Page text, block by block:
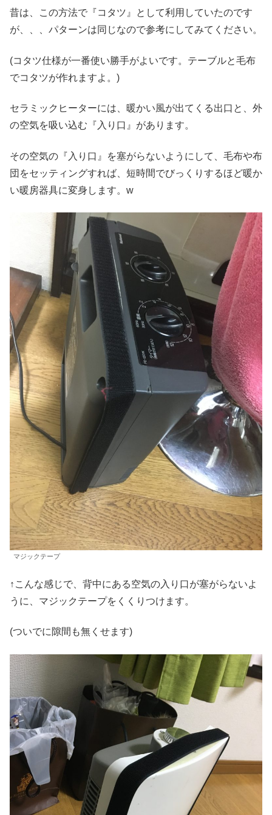
昔は、この方法で『コタツ』として利用していたのです
が、、、パターンは同じなので参考にしてみてください。
(コタツ仕様が一番使い勝手がよいです。テーブルと毛布
でコタツが作れますよ。)
セラミックヒーターには、暖かい風が出てくる出口と、外
の空気を吸い込む『入り口』があります。
その空気の『入り口』を塞がらないようにして、毛布や布
団をセッティングすれば、短時間でびっくりするほど暖か
い暖房器具に変身します。w
マジックテープ
↑こんな感じで、背中にある空気の入り口が塞がらないよ
うに、マジックテープをくくりつけます。
(ついでに隙間も無くせます)